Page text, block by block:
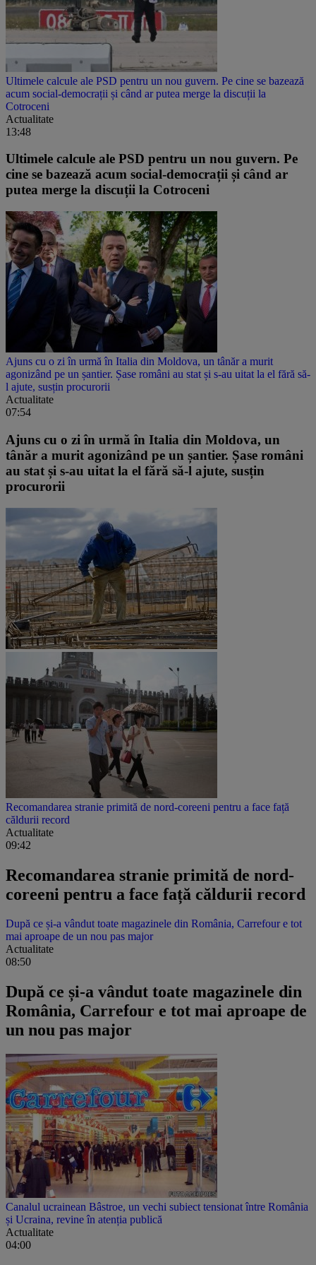
Ultimele calcule ale PSD pentru un nou guvern. Pe cine se bazează
acum social-democrații și când ar putea merge la discuții la
Cotroceni
Actualitate
13:48
Ultimele calcule ale PSD pentru un nou guvern. Pe
cine se bazează acum social-democrații și când ar
putea merge la discuții la Cotroceni
Ajuns cu o zi în urmă în Italia din Moldova, un tânăr a murit
agonizând pe un șantier. Șase români au stat și s-au uitat la el fără să-
l ajute, susțin procurorii
Actualitate
07:54
Ajuns cu o zi în urmă în Italia din Moldova, un
tânăr a murit agonizând pe un șantier. Șase români
au stat și s-au uitat la el fără să-l ajute, susțin
procurorii
Recomandarea stranie primită de nord-coreeni pentru a face față
căldurii record
Actualitate
09:42
Recomandarea stranie primită de nord-
coreeni pentru a face față căldurii record
După ce și-a vândut toate magazinele din România, Carrefour e tot
mai aproape de un nou pas major
Actualitate
08:50
După ce și-a vândut toate magazinele din
România, Carrefour e tot mai aproape de
un nou pas major
Canalul ucrainean Bâstroe, un vechi subiect tensionat între România
și Ucraina, revine în atenția publică
Actualitate
04:00